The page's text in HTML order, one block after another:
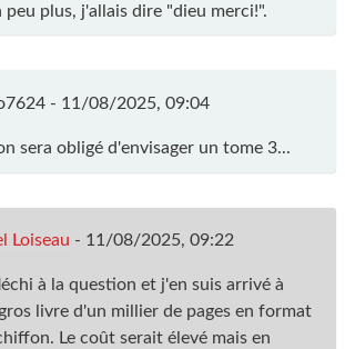
peu plus, j'allais dire "dieu merci!".
- 11/08/2025, 09:04
sera obligé d'envisager un tome 3...
Loiseau - 11/08/2025, 09:22
à la question et j'en suis arrivé à
livre d'un millier de pages en format
Le coût serait élevé mais en